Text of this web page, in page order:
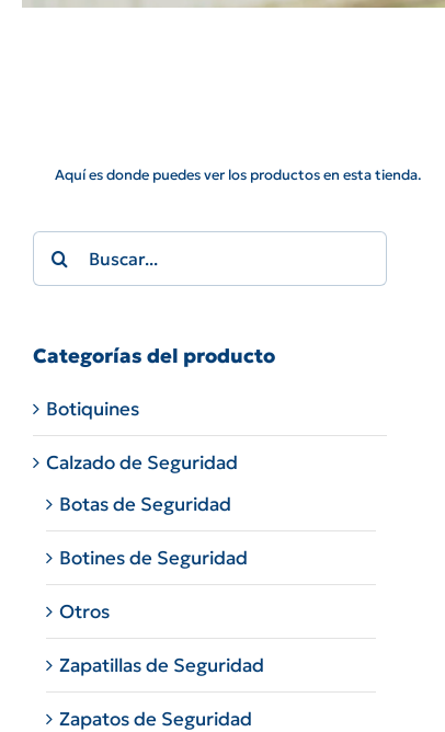
Aquí es donde puedes ver los productos en esta tienda.
Search
for:
Categorías del producto
Botiquines
Calzado de Seguridad
Botas de Seguridad
Botines de Seguridad
Otros
Zapatillas de Seguridad
Zapatos de Seguridad